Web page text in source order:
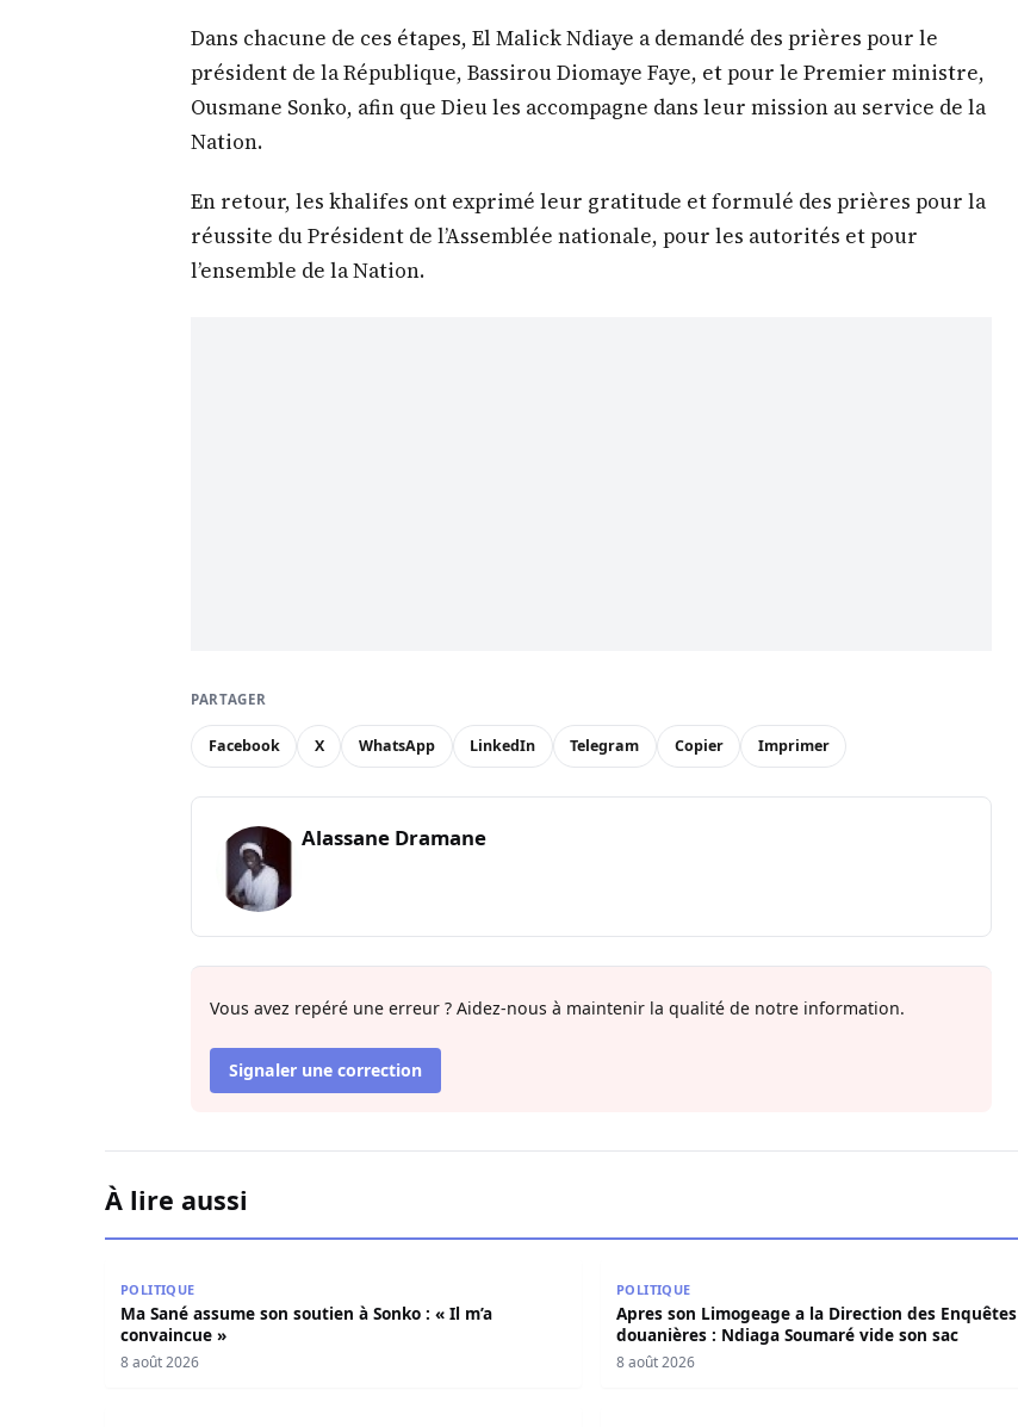
Dans chacune de ces étapes, El Malick Ndiaye a demandé des prières pour le
président de la République, Bassirou Diomaye Faye, et pour le Premier ministre,
Ousmane Sonko, afin que Dieu les accompagne dans leur mission au service de la
Nation.
En retour, les khalifes ont exprimé leur gratitude et formulé des prières pour la
réussite du Président de l’Assemblée nationale, pour les autorités et pour
l’ensemble de la Nation.
PARTAGER
Facebook X WhatsApp LinkedIn Telegram Copier Imprimer
Alassane Dramane
Vous avez repéré une erreur ? Aidez-nous à maintenir la qualité de notre information.
Signaler une correction
À lire aussi
POLITIQUE
Ma Sané assume son soutien à Sonko : « Il m’a
convaincue »
8 août 2026
POLITIQUE
Apres son Limogeage a la Direction des Enquêtes
douanières : Ndiaga Soumaré vide son sac
8 août 2026